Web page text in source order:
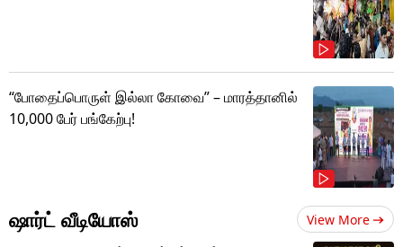
“போதைப்பொருள் இல்லா கோவை” – மாரத்தானில்
10,000 பேர் பங்கேற்பு!
ஷார்ட் வீடியோஸ் View More